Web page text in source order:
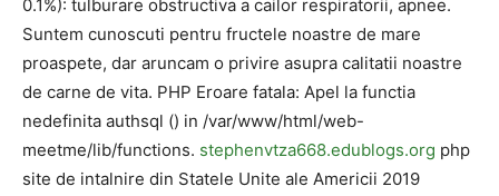
0.1%): tulburare obstructiva a cailor respiratorii, apnee.
Suntem cunoscuti pentru fructele noastre de mare
proaspete, dar aruncam o privire asupra calitatii noastre
de carne de vita. PHP Eroare fatala: Apel la functia
nedefinita authsql () in /var/www/html/web-
meetme/lib/functions. stephenvtza668.edublogs.org php
site de intalnire din Statele Unite ale Americii 2019